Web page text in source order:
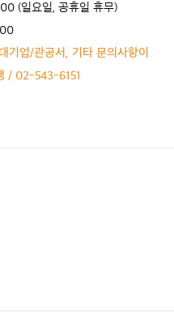
(일요일, 공휴일 휴무)
기업/관공서, 기타 문의사항이
/ 02-543-6151